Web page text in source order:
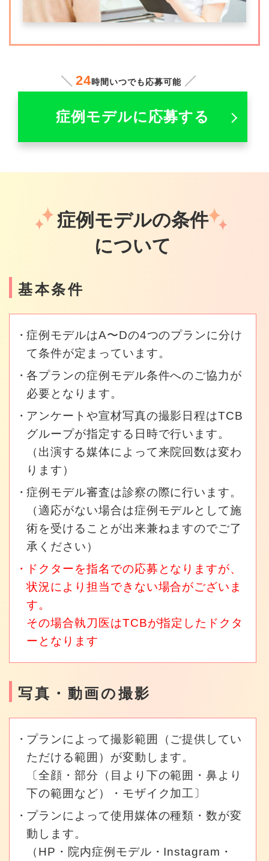
24時間いつでも応募可能
症例モデルに応募する
症例モデルの条件
について
基本条件
症例モデルはA〜Dの4つのプランに分け
て条件が定まっています。
各プランの症例モデル条件へのご協力が
必要となります。
アンケートや宣材写真の撮影日程はTCB
グループが指定する日時で行います。
（出演する媒体によって来院回数は変わ
ります）
症例モデル審査は診察の際に行います。
（適応がない場合は症例モデルとして施
術を受けることが出来兼ねますのでご了
承ください）
ドクターを指名での応募となりますが、
状況により担当できない場合がございま
す。
その場合執刀医はTCBが指定したドクタ
ーとなります
写真・動画の撮影
プランによって撮影範囲（ご提供してい
ただける範囲）が変動します。
〔全顔・部分（目より下の範囲・鼻より
下の範囲など）・モザイク加工〕
プランによって使用媒体の種類・数が変
動します。
（HP・院内症例モデル・Instagram・